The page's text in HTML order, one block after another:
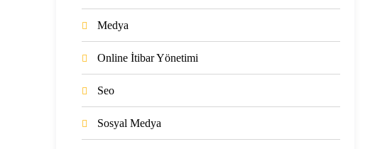
Medya
Online İtibar Yönetimi
Seo
Sosyal Medya